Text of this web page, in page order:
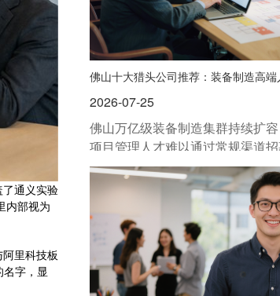
通义实验
内部视为
里科技板
字，显
佛山十大猎头公司推荐：装备制造高
2026-07-25
佛山万亿级装备制造集群持续扩容
项目管理人才难以通过常规渠道